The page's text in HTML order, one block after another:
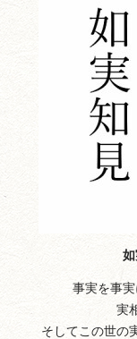
如
事実を事
実
そしてこの世の